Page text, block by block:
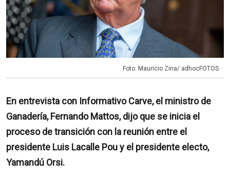
Foto: Mauricio Zina/ adhocFOTOS
En entrevista con Informativo Carve, el ministro de
Ganadería, Fernando Mattos, dijo que se inicia el
proceso de transición con la reunión entre el
presidente Luis Lacalle Pou y el presidente electo,
Yamandú Orsi.